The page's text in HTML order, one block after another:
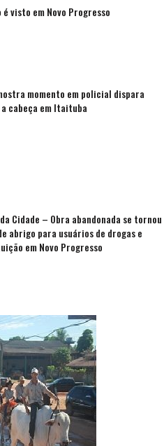
é visto em Novo Progresso
momento em policial dispara
cabeça em Itaituba
Cidade – Obra abandonada se tornou
abrigo para usuários de drogas e
em Novo Progresso